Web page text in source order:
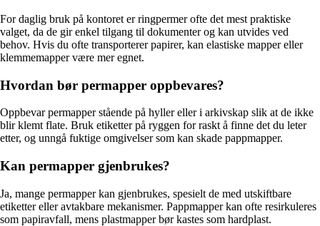
For daglig bruk på kontoret er ringpermer ofte det mest praktiske
valget, da de gir enkel tilgang til dokumenter og kan utvides ved
behov. Hvis du ofte transporterer papirer, kan elastiske mapper eller
klemmemapper være mer egnet.
Hvordan bør permapper oppbevares?
Oppbevar permapper stående på hyller eller i arkivskap slik at de ikke
blir klemt flate. Bruk etiketter på ryggen for raskt å finne det du leter
etter, og unngå fuktige omgivelser som kan skade pappmapper.
Kan permapper gjenbrukes?
Ja, mange permapper kan gjenbrukes, spesielt de med utskiftbare
etiketter eller avtakbare mekanismer. Pappmapper kan ofte resirkuleres
som papiravfall, mens plastmapper bør kastes som hardplast.